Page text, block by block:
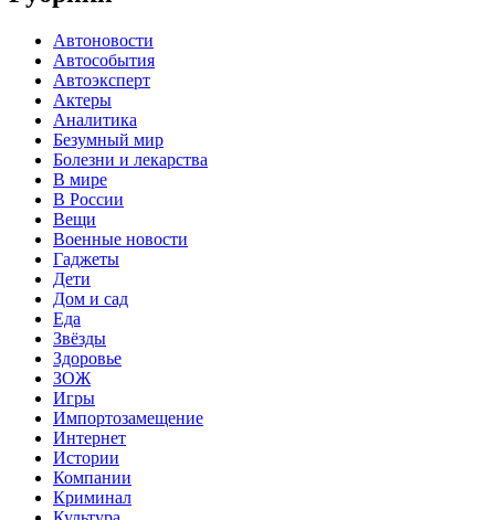
Автоновости
Автособытия
Автоэксперт
Актеры
Аналитика
Безумный мир
Болезни и лекарства
В мире
В России
Вещи
Военные новости
Гаджеты
Дети
Дом и сад
Еда
Звёзды
Здоровье
ЗОЖ
Игры
Импортозамещение
Интернет
Истории
Компании
Криминал